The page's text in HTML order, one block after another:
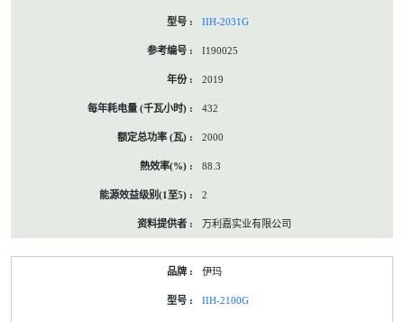
IIH-2031G
I190025
2019
432
2000
88.3
2
万利嘉实业有限公司
伊玛
IIH-2100G